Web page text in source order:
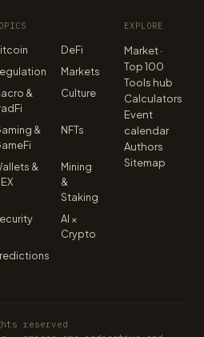
DeFi
Markets
&
Culture
&
NFTs
&
Mining
&
Staking
AI ×
Crypto
EXPLORE
Market ·
Top 100
Tools hub
Calculators
Event
calendar
Authors
Sitemap
reserved